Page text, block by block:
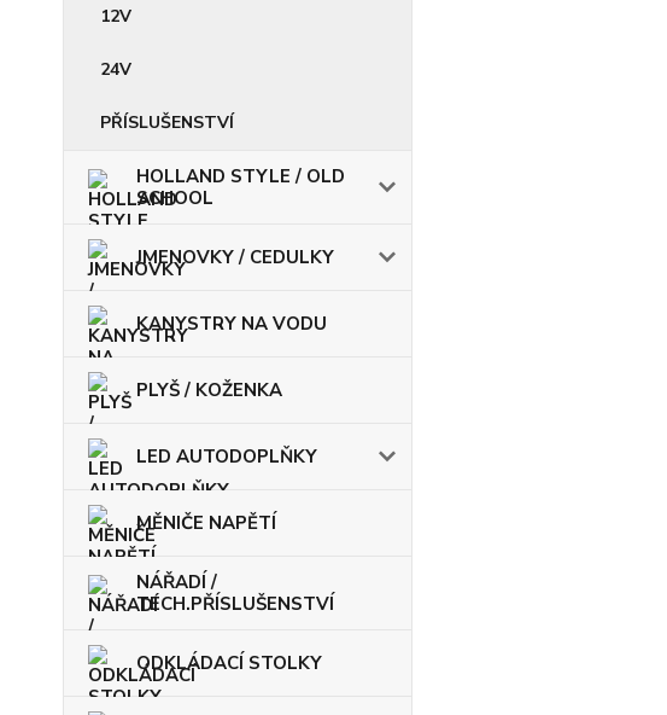
12V
24V
PŘÍSLUŠENSTVÍ
HOLLAND STYLE / OLD
SCHOOL
JMENOVKY / CEDULKY
KANYSTRY NA VODU
PLYŠ / KOŽENKA
LED AUTODOPLŇKY
MĚNIČE NAPĚTÍ
NÁŘADÍ /
TECH.PŘÍSLUŠENSTVÍ
ODKLÁDACÍ STOLKY